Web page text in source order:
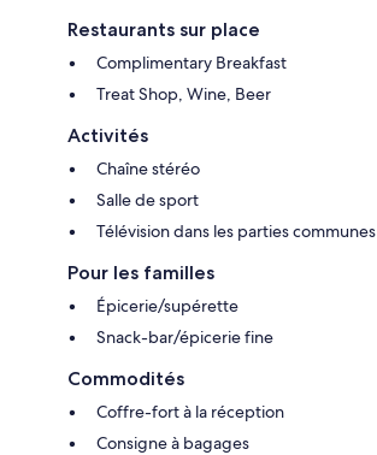
Restaurants sur place
Complimentary Breakfast
Treat Shop, Wine, Beer
Activités
Chaîne stéréo
Salle de sport
Télévision dans les parties communes
Pour les familles
Épicerie/supérette
Snack-bar/épicerie fine
Commodités
Coffre-fort à la réception
Consigne à bagages